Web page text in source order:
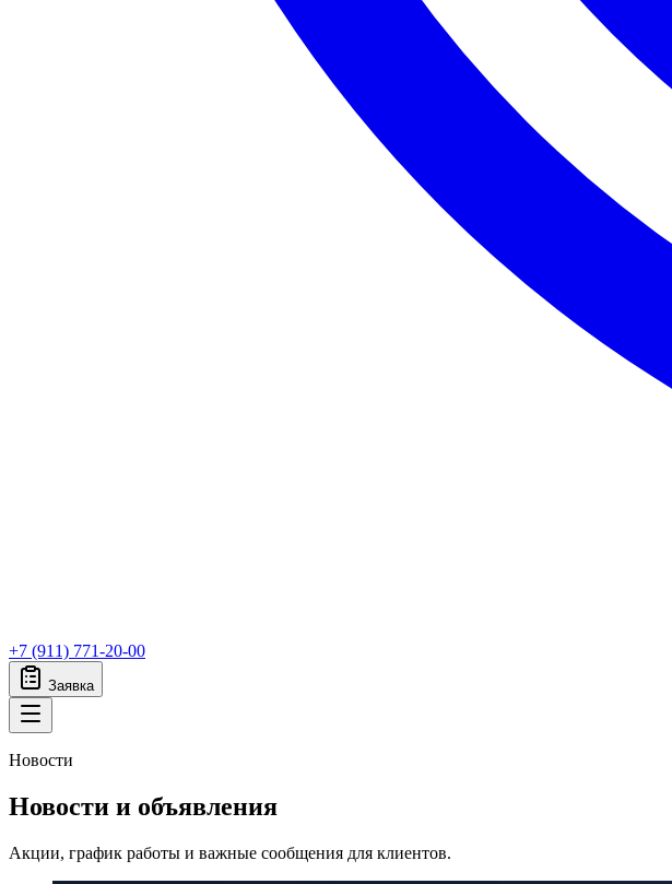
+7 (911) 771-20-00
Заявка
Новости
Новости и объявления
Акции, график работы и важные сообщения для клиентов.